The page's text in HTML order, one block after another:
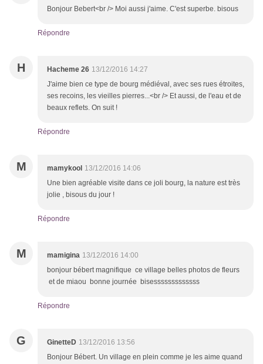
Bonjour Bebert<br /> Moi aussi j'aime. C'est superbe. bisous
Répondre
H Hacheme 26 13/12/2016 14:27
J'aime bien ce type de bourg médiéval, avec ses rues étroites,
ses recoins, les vieilles pierres...<br /> Et aussi, de l'eau et de
beaux reflets. On suit !
Répondre
M mamykool 13/12/2016 14:06
Une bien agréable visite dans ce joli bourg, la nature est très
jolie , bisous du jour !
Répondre
M mamigina 13/12/2016 14:00
bonjour bébert magnifique ce village belles photos de fleurs
et de miaou bonne journée bisesssssssssssss
Répondre
G GinetteD 13/12/2016 13:56
Bonjour Bébert. Un village en plein comme je les aime quand